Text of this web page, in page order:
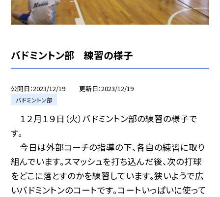
バドミントン部 練習の様子
公開日 2023/12/19 更新日 2023/12/19
バドミントン部
１２月１９日（火）バドミントン部の練習の様子で
す。
今日は外部コーチの指導の下、各自の練習に取り
組んでいます。スマッシュを打ち込んだ後、次の打球
をどこに落とすのかを練習しています。狭いようで広
いバドミントンのコートです。コートいっぱいに使って